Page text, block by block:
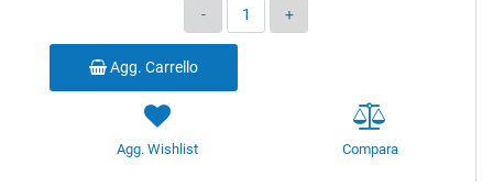
Quantità
Agg. Carrello
Agg. Wishlist Compara